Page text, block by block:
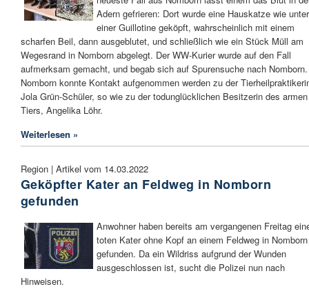
Adern gefrieren: Dort wurde eine Hauskatze wie unter
einer Guillotine geköpft, wahrscheinlich mit einem
scharfen Beil, dann ausgeblutet, und schließlich wie ein Stück Müll am
Wegesrand in Nomborn abgelegt. Der WW-Kurier wurde auf den Fall
aufmerksam gemacht, und begab sich auf Spurensuche nach
Nomborn konnte Kontakt aufgenommen werden zu der
Jola Grün-Schüler, so wie zu der todunglücklichen Besitzerin des armen
Tiers, Angelika Löhr.
Weiterlesen »
Region | Artikel vom 14.03.2022
Geköpfter Kater an Feldweg in Nomborn
gefunden
Anwohner haben bereits am vergangenen Freitag
toten Kater ohne Kopf an einem Feldweg in Nomborn
gefunden. Da ein Wildriss aufgrund der Wunden
ausgeschlossen ist, sucht die Polizei nun nach
Hinweisen.